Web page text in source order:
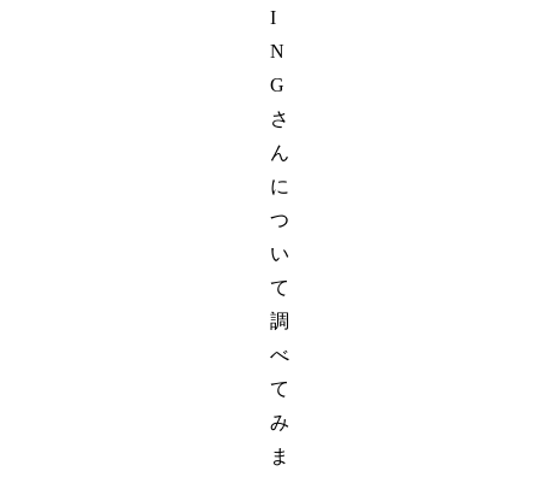
I
N
G
さ
ん
に
つ
い
て
調
べ
て
み
ま